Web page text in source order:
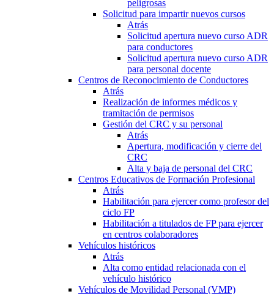
peligrosas
Solicitud para impartir nuevos cursos
Atrás
Solicitud apertura nuevo curso ADR
para conductores
Solicitud apertura nuevo curso ADR
para personal docente
Centros de Reconocimiento de Conductores
Atrás
Realización de informes médicos y
tramitación de permisos
Gestión del CRC y su personal
Atrás
Apertura, modificación y cierre del
CRC
Alta y baja de personal del CRC
Centros Educativos de Formación Profesional
Atrás
Habilitación para ejercer como profesor del
ciclo FP
Habilitación a titulados de FP para ejercer
en centros colaboradores
Vehículos históricos
Atrás
Alta como entidad relacionada con el
vehículo histórico
Vehículos de Movilidad Personal (VMP)